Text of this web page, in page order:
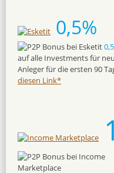
0,5%
auf alle Investments für
Anleger für die ersten 90
diesen Link*